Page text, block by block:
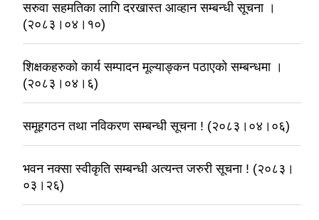
सरुवा सहमतिका लागि दरखास्त आव्हान सम्बन्धी सूचना ।
(२०८३।०४।१०)
शिक्षकहरुको कार्य सम्पादन मूल्याङ्कन पठाएको सम्बन्धमा ।
(२०८३।०४।६)
समूहगठन तथा नविकरण सम्बन्धी सूचना ! (२०८३।०४।०६)
भवन नक्सा स्वीकृति सम्बन्धी अत्यन्त जरुरी सूचना ! (२०८३।
०३।२६)